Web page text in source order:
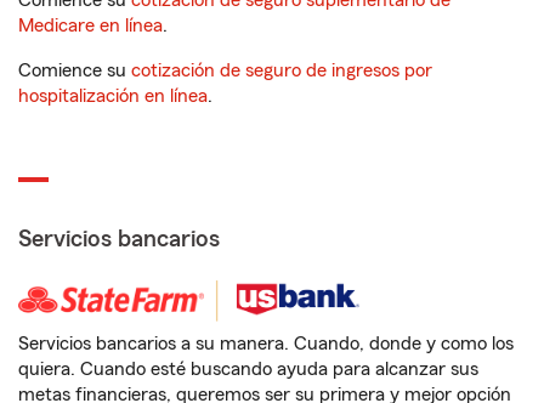
Medicare en línea.
Comience su cotización de seguro de ingresos por
hospitalización en línea.
Servicios bancarios
Servicios bancarios a su manera. Cuando, donde y como los
quiera. Cuando esté buscando ayuda para alcanzar sus
metas financieras, queremos ser su primera y mejor opción